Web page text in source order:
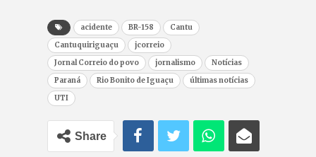
acidente BR-158
Cantu
Cantuquiriguaçu
jcorreio
Jornal Correio do povo
jornalismo
Notícias
Paraná
Rio Bonito de Iguaçu
últimas notícias
UTI
Share